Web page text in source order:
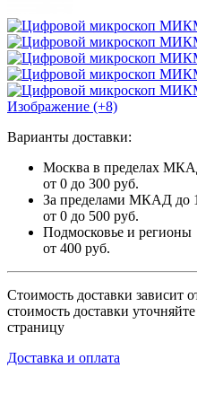
Изображение (+8)
Варианты доставки:
Москва в пределах
от 0 до 300 руб.
За пределами МКАД до
от 0 до 500 руб.
Подмосковье и регионы
от 400 руб.
Стоимость доставки зависит
стоимость доставки
страницу
Доставка и оплата